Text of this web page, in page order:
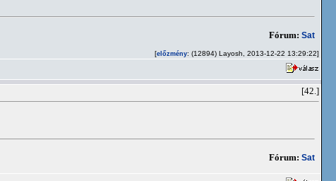
Fórum: Sat
[előzmény: (12894) Layosh, 2013-12-22 13:29:22]
[42.]
Fórum: Sat